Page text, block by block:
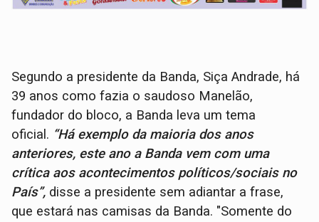
Segundo a presidente da Banda, Siça Andrade, há
39 anos como fazia o saudoso Manelão,
fundador do bloco, a Banda leva um tema
oficial. “Há exemplo da maioria dos anos
anteriores, este ano a Banda vem com uma
crítica aos acontecimentos políticos/sociais no
País”, disse a presidente sem adiantar a frase,
que estará nas camisas da Banda. "Somente do